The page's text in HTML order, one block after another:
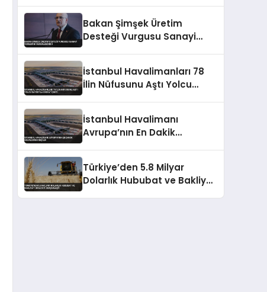
Bakan Şimşek Üretim
Desteği Vurgusu Sanayi
İstanbul Havalimanları 78
İlin Nüfusunu Aştı Yolcu
İstanbul Havalimanı
Avrupa’nın En Dakik
Türkiye’den 5.8 Milyar
Dolarlık Hububat ve Bakliyat